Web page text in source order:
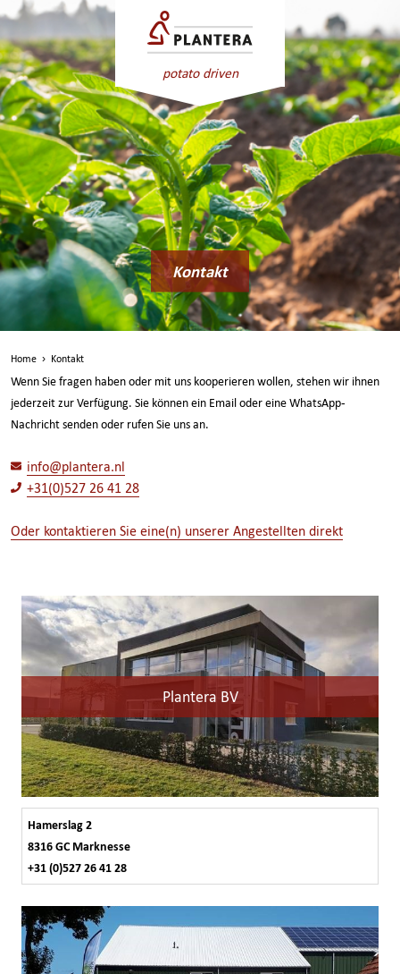
potato driven
Kontakt
Home › Kontakt
Wenn Sie fragen haben oder mit uns kooperieren wollen, stehen wir ihnen
jederzeit zur Verfügung. Sie können ein Email oder eine WhatsApp-
Nachricht senden oder rufen Sie uns an.
info@plantera.nl
+31(0)527 26 41 28
Oder kontaktieren Sie eine(n) unserer Angestellten direkt
Plantera BV
Hamerslag 2
8316 GC Marknesse
+31 (0)527 26 41 28